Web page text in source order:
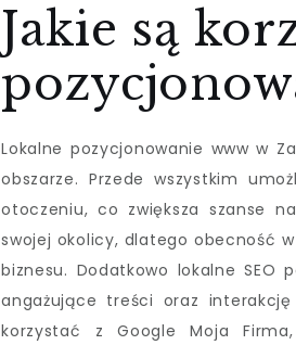
Jakie są
Lokalne pozycjonowanie www w
obszarze. Przede wszystkim
otoczeniu, co zwiększa szanse
swojej okolicy, dlatego obecność
biznesu. Dodatkowo lokalne SEO
angażujące treści oraz
korzystać z Google Moja